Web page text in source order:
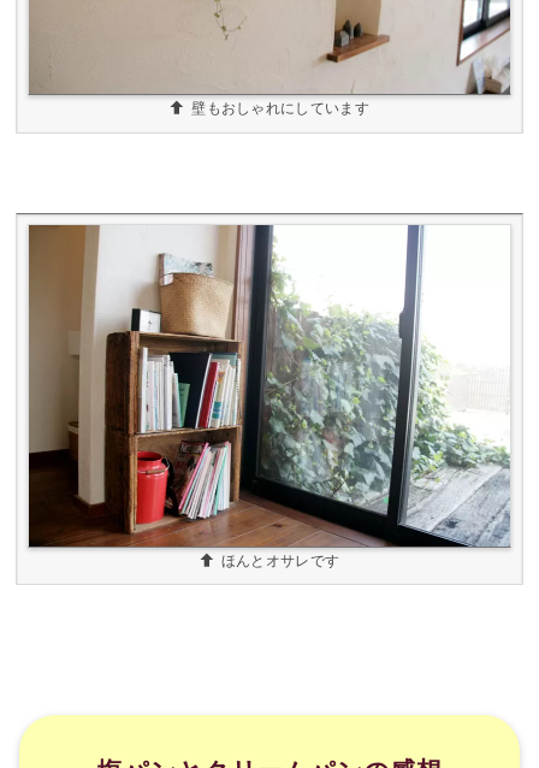
壁もおしゃれにしています
ほんとオサレです